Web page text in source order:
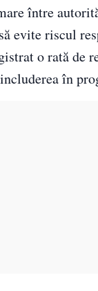
între
evite riscul
o rată de
în